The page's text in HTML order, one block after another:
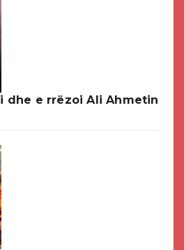
dhe e rrëzoi Ali Ahmetin